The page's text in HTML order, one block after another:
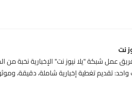
نت
عمل شبكة "يلا نيوز نت" الإخبارية نخبة من
تقديم تغطية إخبارية شاملة، دقيقة،